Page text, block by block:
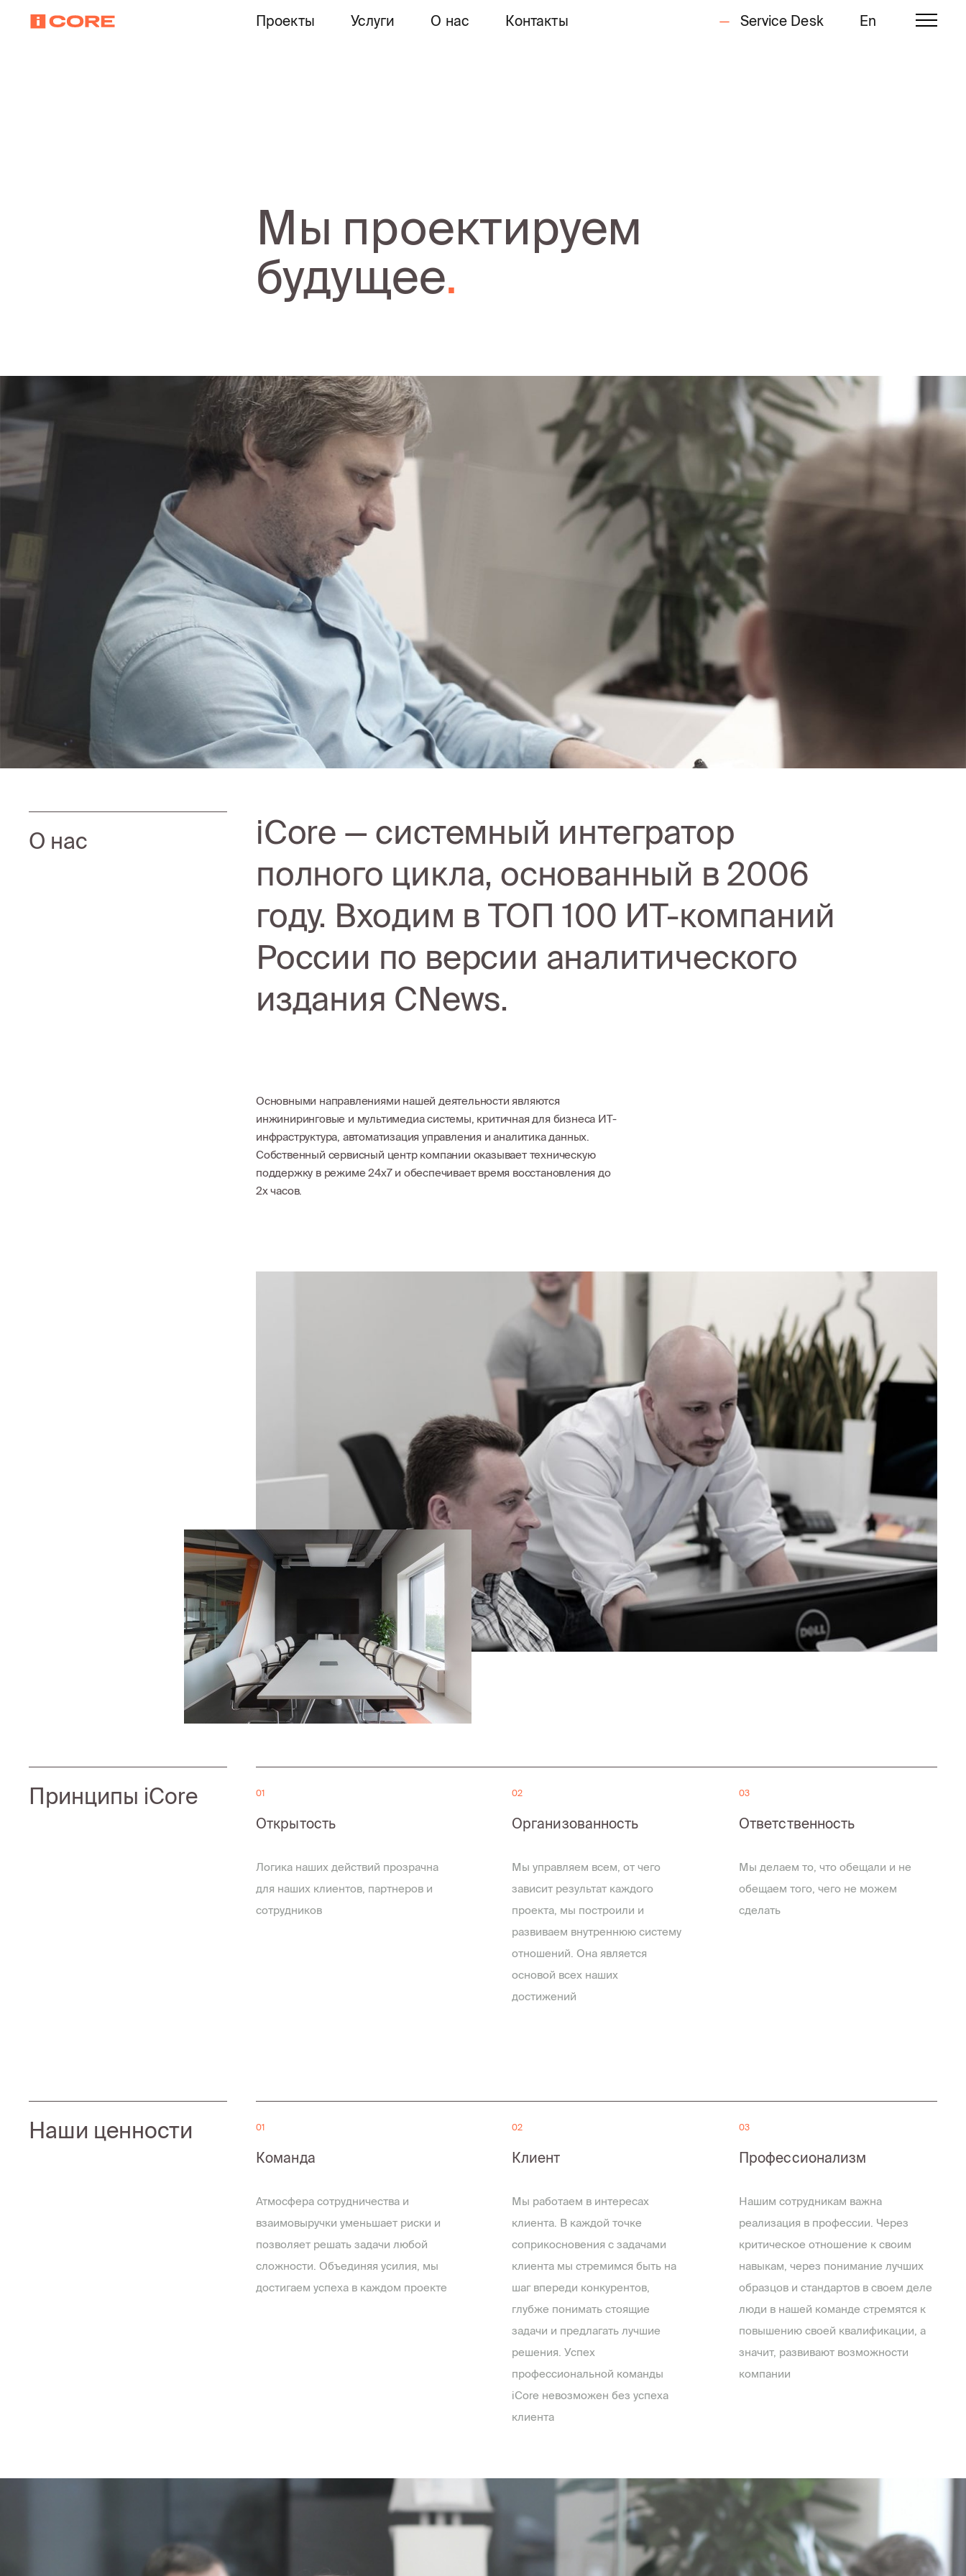
Проекты Услуги О нас Контакты Service Desk En
Мы проектируем
будущее.
О нас
iCore — системный интегратор
полного цикла, основанный в 2006
году. Входим в ТОП 100 ИТ-компаний
России по версии аналитического
издания CNews.
Основными направлениями нашей деятельности являются
инжиниринговые и мультимедиа системы, критичная для бизнеса ИТ-
инфраструктура, автоматизация управления и аналитика данных.
Собственный сервисный центр компании оказывает техническую
поддержку в режиме 24х7 и обеспечивает время восстановления до
2х часов.
Принципы iCore 01
Открытость
Логика наших действий прозрачна
для наших клиентов, партнеров и
сотрудников
02
Организованность
Мы управляем всем, от чего
зависит результат каждого
проекта, мы построили и
развиваем внутреннюю систему
отношений. Она является
основой всех наших
достижений
03
Ответственность
Мы делаем то, что обещали и не
обещаем того, чего не можем
сделать
Наши ценности 01
Команда
Атмосфера сотрудничества и
взаимовыручки уменьшает риски и
позволяет решать задачи любой
сложности. Объединяя усилия, мы
достигаем успеха в каждом проекте
02
Клиент
Мы работаем в интересах
клиента. В каждой точке
соприкосновения с задачами
клиента мы стремимся быть на
шаг впереди конкурентов,
глубже понимать стоящие
задачи и предлагать лучшие
решения. Успех
профессиональной команды
iCore невозможен без успеха
клиента
03
Профессионализм
Нашим сотрудникам важна
реализация в профессии. Через
критическое отношение к своим
навыкам, через понимание лучших
образцов и стандартов в своем деле
люди в нашей команде стремятся к
повышению своей квалификации, а
значит, развивают возможности
компании